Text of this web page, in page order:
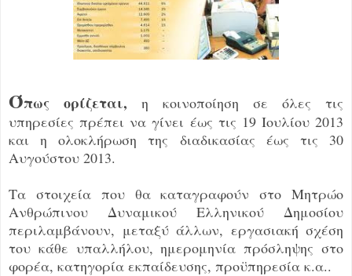
Όπως ορίζεται, η κοινοποίηση σε όλες τις
υπηρεσίες πρέπει να γίνει έως τις 19 Ιουλίου 2013
και η ολοκλήρωση της διαδικασίας έως τις 30
Αυγούστου 2013.
Τα στοιχεία που θα καταγραφούν στο Μητρώο
Ανθρώπινου Δυναμικού Ελληνικού Δημοσίου
περιλαμβάνουν, μεταξύ άλλων, εργασιακή σχέση
του κάθε υπαλλήλου, ημερομηνία πρόσληψης στο
φορέα, κατηγορία εκπαίδευσης, προϋπηρεσία κ.α..